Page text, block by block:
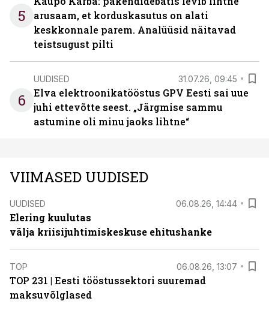
5
arusaam, et korduskasutus on alati
keskkonnale parem. Analüüsid näitavad
teistsugust pilti
6
UUDISED 31.07.26, 09:45
Elva elektroonikatööstus GPV Eesti sai uue
juhi ettevõtte seest. „Järgmise sammu
astumine oli minu jaoks lihtne“
VIIMASED UUDISED
UUDISED 06.08.26, 14:44
Elering kuulutas
välja kriisijuhtimiskeskuse ehitushanke
TOP 06.08.26, 13:07
TOP 231 | Eesti tööstussektori suuremad
maksuvõlglased